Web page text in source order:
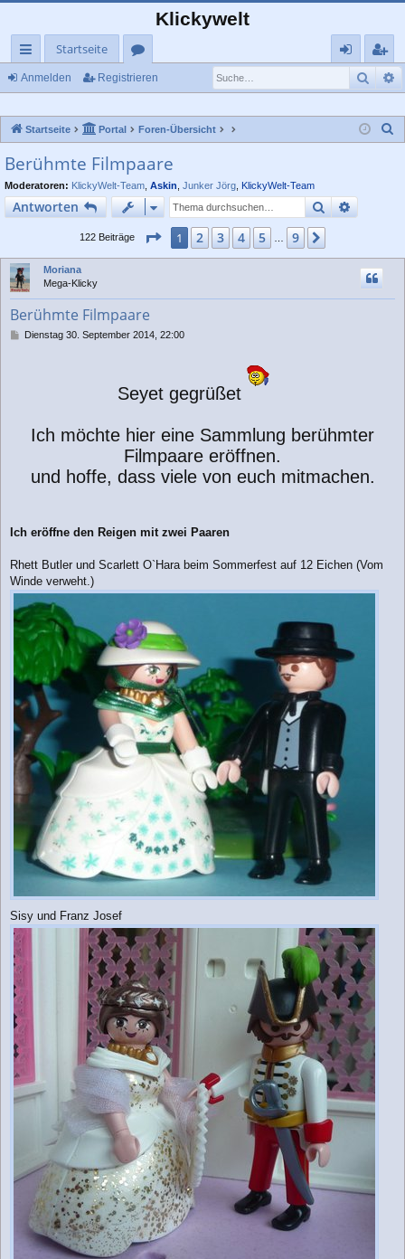
Klickywelt
ch
llz
ug
rif
f
Startseite
or
eg
rie
Anmelden Registrieren
Startseite Portal Foren-Übersicht
Berühmte Filmpaare
Moderatoren: KlickyWelt-Team Askin Junker Jörg KlickyWelt-Team
Antworten Suche
122 Beiträge Seite1von9
1 2 3 4 5 9
Moriana
Mega-Klicky
Berühmte Filmpaare
BDienstag 30. September 2014, 22:00
Seyet gegrüßet
Ich möchte hier eine Sammlung berühmter
Filmpaare eröffnen.
und hoffe, dass viele von euch mitmachen.
Ich eröffne den Reigen mit zwei Paaren
Rhett Butler und Scarlett O`Hara beim Sommerfest auf 12 Eichen (Vom
Winde verweht.)
Sisy und Franz Josef